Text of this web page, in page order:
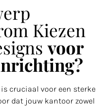
Kiezen
voor
cruciaal voor een sterke
dat jouw kantoor zowel